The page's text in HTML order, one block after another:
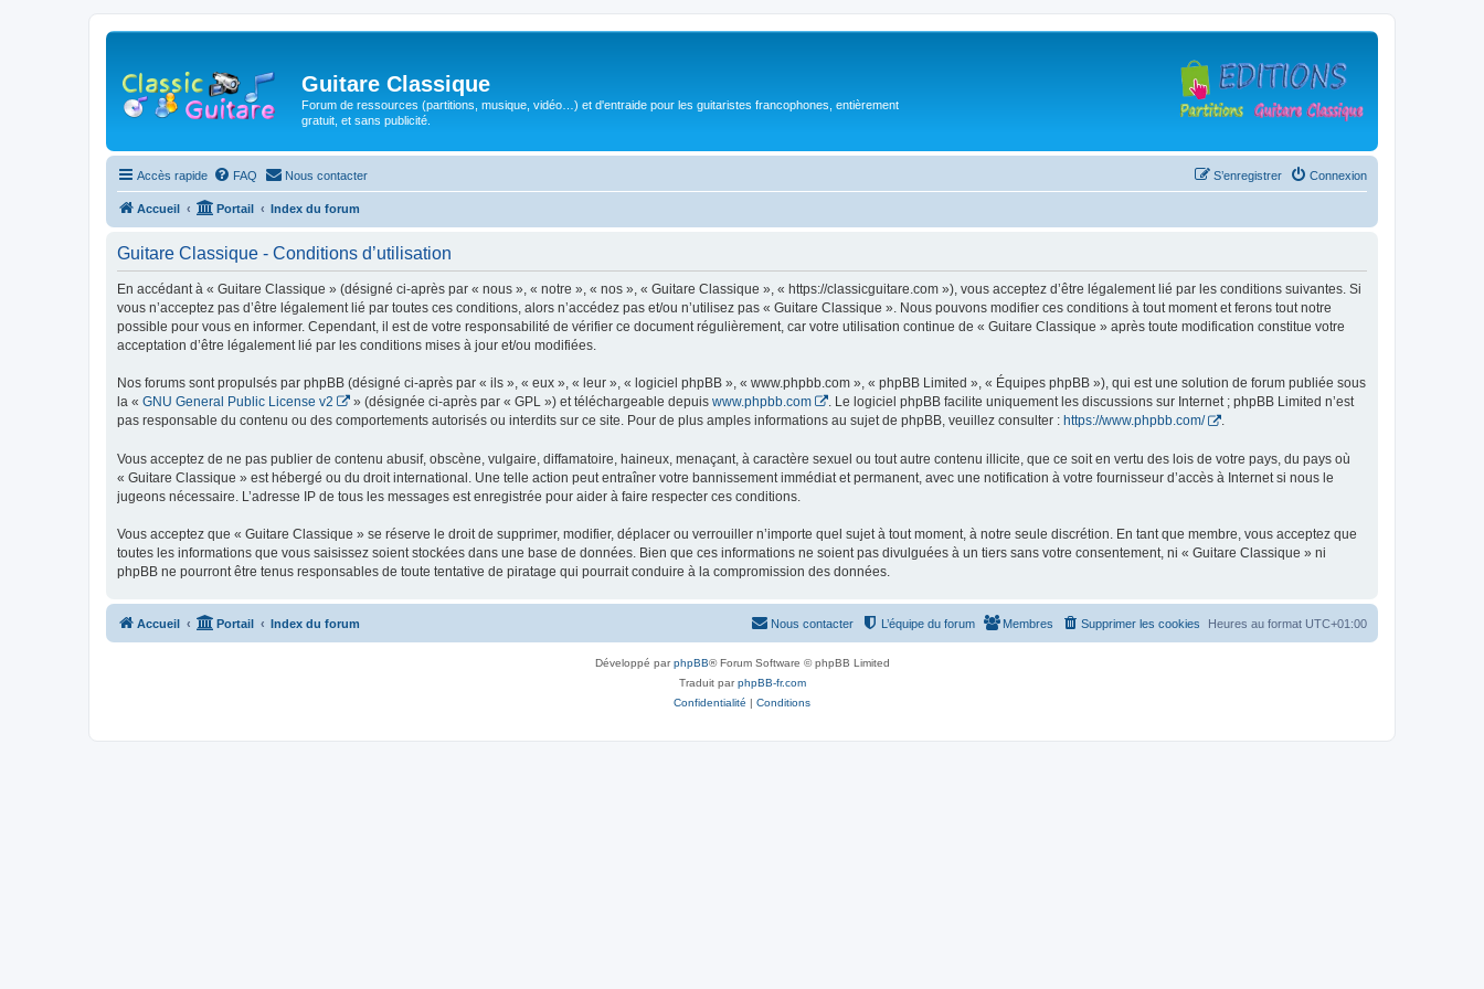
Guitare Classique
Forum de ressources (partitions, musique, vidéo…) et d'entraide pour les guitaristes francophones, entièrement
gratuit, et sans publicité.
Accès rapide FAQ Nous contacter Connexion
S’enregistrer
Accueil Portail Index du forum
Guitare Classique - Conditions d’utilisation
En accédant à « Guitare Classique » (désigné ci-après par « nous », « notre », « nos », « Guitare Classique », « https://classicguitare.com »), vous acceptez d’être légalement lié par les conditions suivantes. Si
vous n’acceptez pas d’être légalement lié par toutes ces conditions, alors n’accédez pas et/ou n’utilisez pas « Guitare Classique ». Nous pouvons modifier ces conditions à tout moment et ferons tout notre
possible pour vous en informer. Cependant, il est de votre responsabilité de vérifier ce document régulièrement, car votre utilisation continue de « Guitare Classique » après toute modification constitue votre
acceptation d’être légalement lié par les conditions mises à jour et/ou modifiées.
Nos forums sont propulsés par phpBB (désigné ci-après par « ils », « eux », « leur », « logiciel phpBB », « www.phpbb.com », « phpBB Limited », « Équipes phpBB »), qui est une solution de forum publiée sous
la « GNU General Public License v2 » (désignée ci-après par « GPL ») et téléchargeable depuis www.phpbb.com
. Le logiciel phpBB facilite uniquement les discussions sur Internet ; phpBB Limited n’est
pas responsable du contenu ou des comportements autorisés ou interdits sur ce site. Pour de plus amples informations au sujet de phpBB, veuillez consulter : https://www.phpbb.com/ .
Vous acceptez de ne pas publier de contenu abusif, obscène, vulgaire, diffamatoire, haineux, menaçant, à caractère sexuel ou tout autre contenu illicite, que ce soit en vertu des lois de votre pays, du pays où
« Guitare Classique » est hébergé ou du droit international. Une telle action peut entraîner votre bannissement immédiat et permanent, avec une notification à votre fournisseur d’accès à Internet si nous le
jugeons nécessaire. L’adresse IP de tous les messages est enregistrée pour aider à faire respecter ces conditions.
Vous acceptez que « Guitare Classique » se réserve le droit de supprimer, modifier, déplacer ou verrouiller n’importe quel sujet à tout moment, à notre seule discrétion. En tant que membre, vous acceptez que
toutes les informations que vous saisissez soient stockées dans une base de données. Bien que ces informations ne soient pas divulguées à un tiers sans votre consentement, ni « Guitare Classique » ni
phpBB ne pourront être tenus responsables de toute tentative de piratage qui pourrait conduire à la compromission des données.
Accueil Portail Index du forum Heures au format UTC+01:00
Supprimer les cookies
Membres
L’équipe du forum
Nous contacter
Développé parphpBB® Forum Software © phpBB Limited
Traduit parphpBB-fr.com
Confidentialité | Conditions